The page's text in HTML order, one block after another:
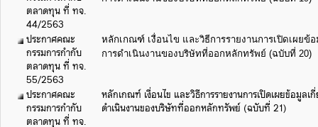
ตลาดทุน ที่ ทจ.
44/2563
ประกาศคณะ
กรรมการกำกับ
ตลาดทุน ที่ ทจ.
55/2563
หลักเกณฑ์ เงื่อนไข และวิธีการรายงานการเปิดเผยข้
การดำเนินงานของบริษัทที่ออกหลักทรัพย์ (ฉบับที่ 20)
ประกาศคณะ
กรรมการกำกับ
ตลาดทุน ที่ ทจ.
หลักเกณฑ์ เงื่อนไข และวิธีการรายงานการเปิดเผยข้อมูลเ
ดำเนินงานของบริษัทที่ออกหลักทรัพย์ (ฉบับที่ 21)